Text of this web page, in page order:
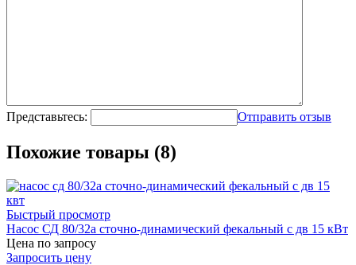
Представьтесь: Отправить отзыв
Похожие товары (8)
Быстрый просмотр
Насос СД 80/32а сточно-динамический фекальный с дв 15 кВт
Цена по запросу
Запросить цену